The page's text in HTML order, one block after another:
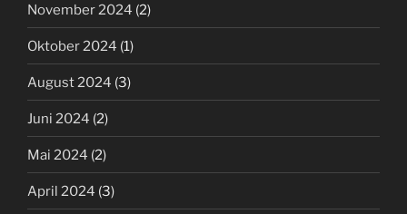
November 2024 (2)
Oktober 2024 (1)
August 2024 (3)
Juni 2024 (2)
Mai 2024 (2)
April 2024 (3)